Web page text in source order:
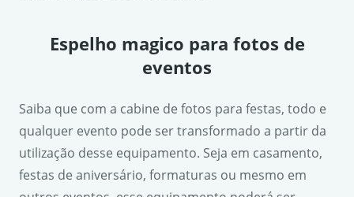
Espelho magico para fotos de
eventos
Saiba que com a cabine de fotos para festas, todo e
qualquer evento pode ser transformado a partir da
utilização desse equipamento. Seja em casamento,
festas de aniversário, formaturas ou mesmo em